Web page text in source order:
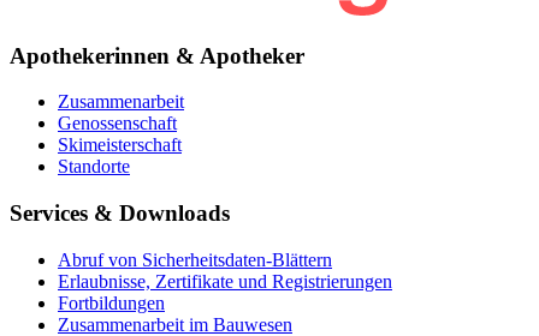
Apothekerinnen & Apotheker
Zusammenarbeit
Genossenschaft
Skimeisterschaft
Standorte
Services & Downloads
Abruf von Sicherheitsdaten-Blättern
Erlaubnisse, Zertifikate und Registrierungen
Fortbildungen
Zusammenarbeit im Bauwesen